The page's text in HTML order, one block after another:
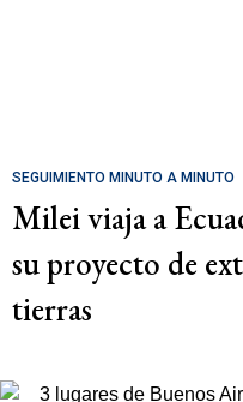
SEGUIMIENTO MINUTO A MINUTO
Milei viaja a
su proyecto de
tierras